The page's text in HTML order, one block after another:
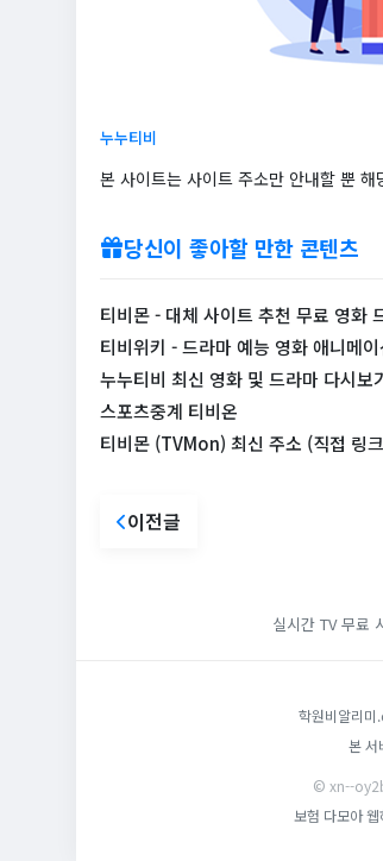
누누티비
본 사이트는 사이트 주소만 안내할 뿐
당신이 좋아할 만한 콘텐츠
티비몬 - 대체 사이트 추천 무료 영화
티비위키 - 드라마 예능 영화 애니메
누누티비 최신 영화 및 드라마 다시보
스포츠중계 티비온
티비몬 (TVMon) 최신 주소 (직접 링
이전글
실시간 TV 무료
학원비알리미
본 서
© xn--
보험 다모아웹